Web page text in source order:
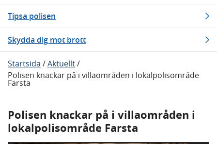
Tipsa polisen
Skydda dig mot brott
Startsida /Aktuellt/
Polisen knackar på i villaområden i lokalpolisområde
Farsta
Polisen knackar på i villaområden i
lokalpolisområde Farsta